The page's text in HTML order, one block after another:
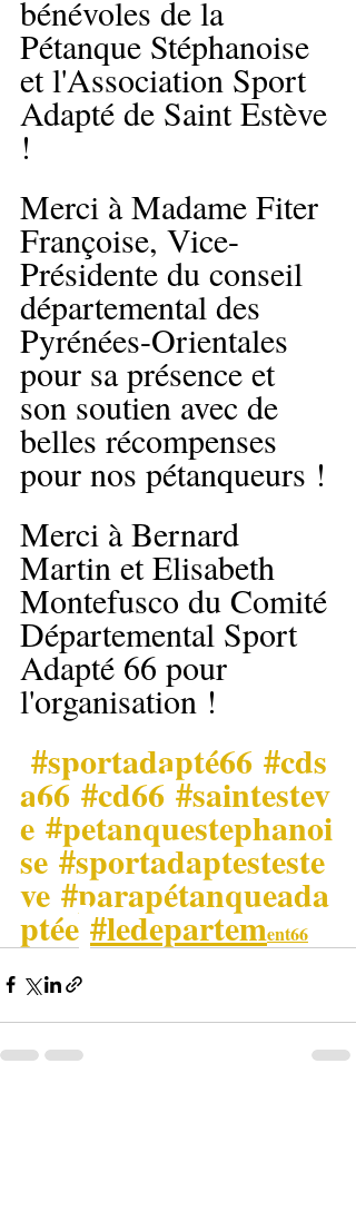
bénévoles de la
Pétanque Stéphanoise
et l'Association Sport
Adapté de Saint Estève
!
Merci à Madame Fiter
Françoise, Vice-
Présidente du conseil
départemental des
Pyrénées-Orientales
pour sa présence et
son soutien avec de
belles récompenses
pour nos pétanqueurs !
Merci à Bernard
Martin et Elisabeth
Montefusco du Comité
Départemental Sport
Adapté 66 pour
l'organisation !
#sportadapté66 #cds
a66 #cd66 #saintestev
e #petanquestephanoi
se #sportadaptesteste
ve #parapétanqueada
ptée #ledepartement66